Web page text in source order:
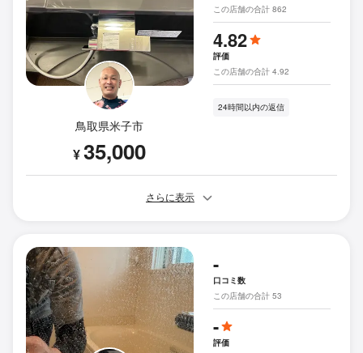
鳥取県米子市
¥35,000
この店舗の合計 862
4.82
評価
この店舗の合計 4.92
24時間以内の返信
さらに表示
-
口コミ数
この店舗の合計 53
-
評価